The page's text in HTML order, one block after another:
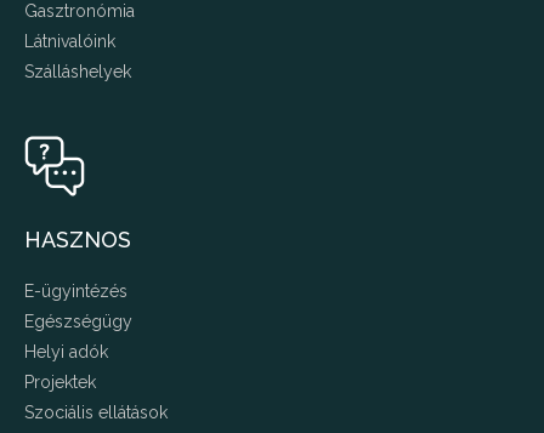
Gasztronómia
Látnivalóink
Szálláshelyek
HASZNOS
E-ügyintézés
Egészségügy
Helyi adók
Projektek
Szociális ellátások